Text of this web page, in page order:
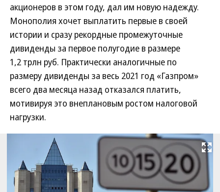
акционеров в этом году, дал им новую надежду.
Монополия хочет выплатить первые в своей
истории и сразу рекордные промежуточные
дивиденды за первое полугодие в размере
1,2 трлн руб. Практически аналогичные по
размеру дивиденды за весь 2021 год «Газпром»
всего два месяца назад отказался платить,
мотивируя это внеплановым ростом налоговой
нагрузки.
Развернуть